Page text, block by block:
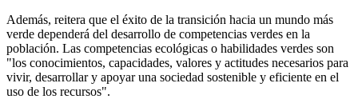
Además, reitera que el éxito de la transición hacia un mundo más
verde dependerá del desarrollo de competencias verdes en la
población. Las competencias ecológicas o habilidades verdes son
"los conocimientos, capacidades, valores y actitudes necesarios para
vivir, desarrollar y apoyar una sociedad sostenible y eficiente en el
uso de los recursos".